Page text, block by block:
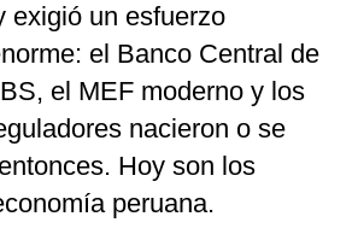
exigió un esfuerzo
el Banco Central de
el MEF moderno y los
nacieron o se
Hoy son los
peruana.